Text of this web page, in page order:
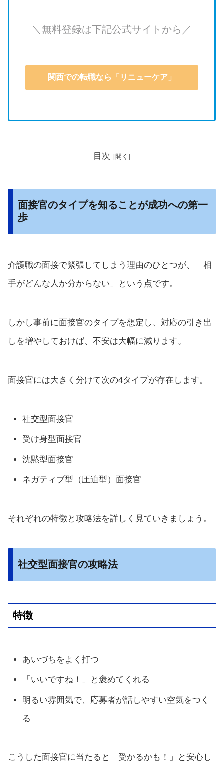
＼無料登録は下記公式サイトから／
関西での転職なら「リニューケア」
目次
面接官のタイプを知ることが成功への第一
歩
介護職の面接で緊張してしまう理由のひとつが、「相
手がどんな人か分からない」という点です。
しかし事前に面接官のタイプを想定し、対応の引き出
しを増やしておけば、不安は大幅に減ります。
面接官には大きく分けて次の4タイプが存在します。
社交型面接官
受け身型面接官
沈黙型面接官
ネガティブ型（圧迫型）面接官
それぞれの特徴と攻略法を詳しく見ていきましょう。
社交型面接官の攻略法
特徴
あいづちをよく打つ
「いいですね！」と褒めてくれる
明るい雰囲気で、応募者が話しやすい空気をつく
る
こうした面接官に当たると「受かるかも！」と安心し